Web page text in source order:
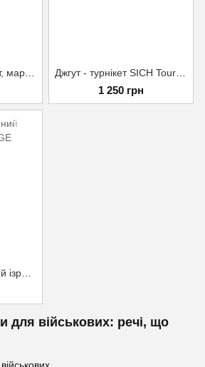
1 250 грн
для військових: речі, що